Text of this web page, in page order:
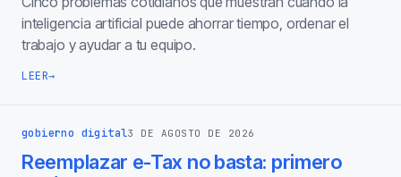
inteligencia artificial puede ahorrar tiempo, ordenar el
trabajo y ayudar a tu equipo.
LEER→
gobierno digital3 DE AGOSTO DE 2026
Reemplazar e-Tax no basta: primero